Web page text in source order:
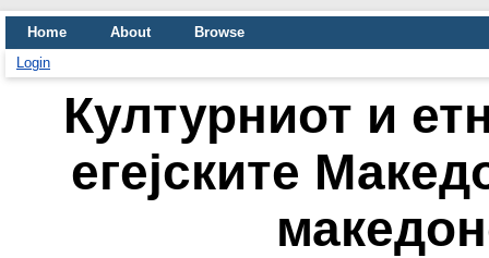
Home About
Browse
Login
Културниот и
егејските